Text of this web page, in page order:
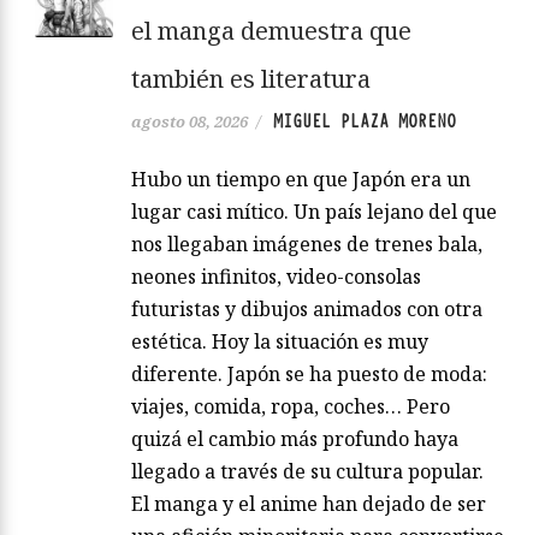
el manga demuestra que
también es literatura
agosto 08, 2026 / MIGUEL PLAZA MORENO
Hubo un tiempo en que Japón era un
lugar casi mítico. Un país lejano del que
nos llegaban imágenes de trenes bala,
neones infinitos, video-consolas
futuristas y dibujos animados con otra
estética. Hoy la situación es muy
diferente. Japón se ha puesto de moda:
viajes, comida, ropa, coches… Pero
quizá el cambio más profundo haya
llegado a través de su cultura popular.
El manga y el anime han dejado de ser